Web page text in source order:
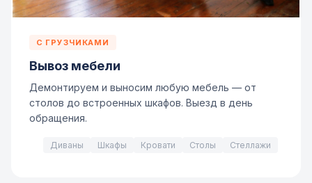
С ГРУЗЧИКАМИ
Вывоз мебели
Демонтируем и выносим любую мебель — от
столов до встроенных шкафов. Выезд в день
обращения.
Диваны Шкафы Кровати Столы Стеллажи